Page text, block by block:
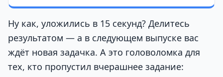
Ну как, уложились в 15 секунд? Делитесь
результатом — а в следующем выпуске вас
ждёт новая задачка. А это головоломка для
тех, кто пропустил вчерашнее задание: